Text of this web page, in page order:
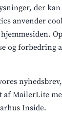
der
anvender
og forbedring
MailerLite
Inside.